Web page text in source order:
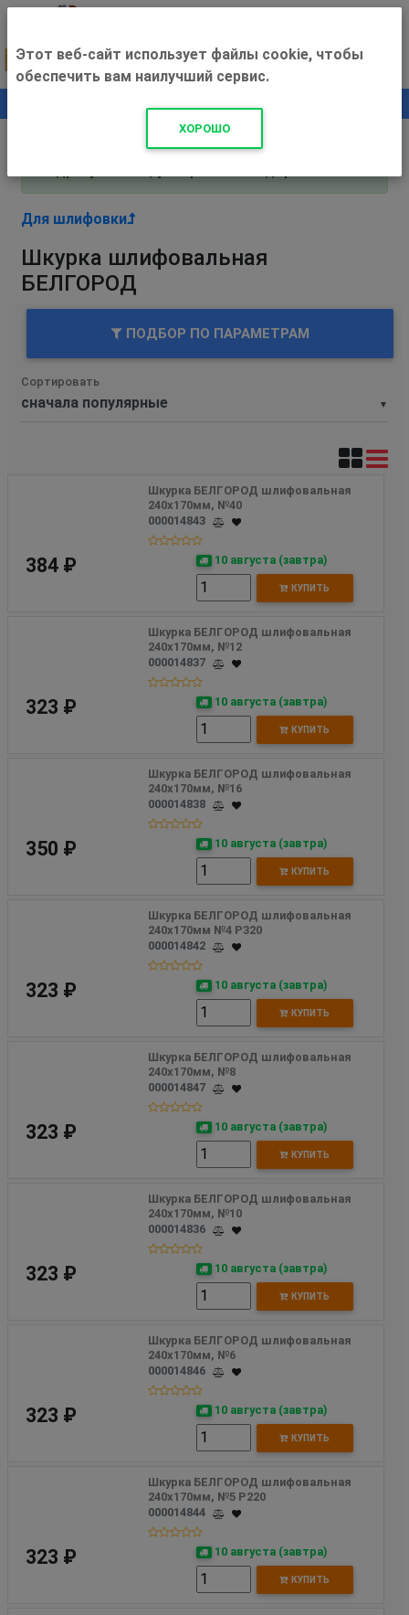
+500 ₽
Внимание! С 3 августа магазин работает по
Для шлифовки
Шкурка шлифовальная
БЕЛГОРОД
ПОДБОР ПО ПАРАМЕТРАМ
▼
Сортировать
Шкурка БЕЛГОРОД шлифовальная
240х170мм, №40
000014843
384 ₽ 10 августа (завтра)
КУПИТЬ
Шкурка БЕЛГОРОД шлифовальная
240х170мм, №12
000014837
323 ₽ 10 августа (завтра)
КУПИТЬ
Шкурка БЕЛГОРОД шлифовальная
240х170мм, №16
000014838
350 ₽ 10 августа (завтра)
КУПИТЬ
Шкурка БЕЛГОРОД шлифовальная
240х170мм №4 Р320
000014842
323 ₽ 10 августа (завтра)
КУПИТЬ
Шкурка БЕЛГОРОД шлифовальная
240х170мм, №8
000014847
323 ₽ 10 августа (завтра)
КУПИТЬ
Шкурка БЕЛГОРОД шлифовальная
240х170мм, №10
000014836
323 ₽ 10 августа (завтра)
КУПИТЬ
Шкурка БЕЛГОРОД шлифовальная
240х170мм, №6
000014846
323 ₽ 10 августа (завтра)
КУПИТЬ
Шкурка БЕЛГОРОД шлифовальная
240х170мм, №5 Р220
000014844
323 ₽ 10 августа (завтра)
КУПИТЬ
Этот веб-сайт использует файлы cookie, чтобы
обеспечить вам наилучший сервис.
ХОРОШО